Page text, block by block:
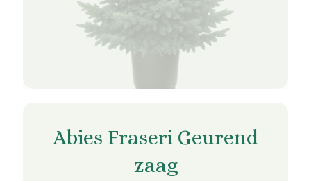
meerdere
variaties.
Deze
optie
Abies Fraseri Geurend
zaag